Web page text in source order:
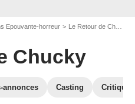
Epouvante-horreur Le Retour de Chucky
Chucky
annonces Casting